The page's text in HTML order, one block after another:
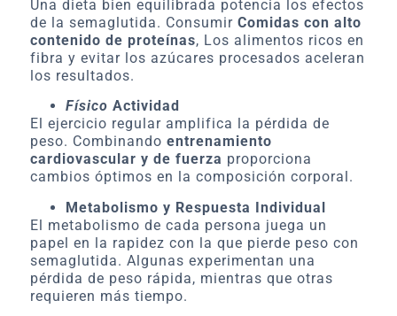
Una dieta bien equilibrada potencia los efectos
de la semaglutida. Consumir Comidas con alto
contenido de proteínas, Los alimentos ricos en
fibra y evitar los azúcares procesados aceleran
los resultados.
Físico Actividad
El ejercicio regular amplifica la pérdida de
peso. Combinando entrenamiento
cardiovascular y de fuerza proporciona
cambios óptimos en la composición corporal.
Metabolismo y Respuesta Individual
El metabolismo de cada persona juega un
papel en la rapidez con la que pierde peso con
semaglutida. Algunas experimentan una
pérdida de peso rápida, mientras que otras
requieren más tiempo.